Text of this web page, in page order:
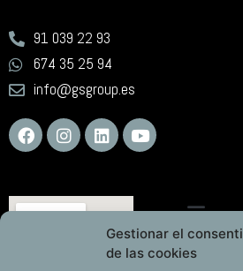
Gestionar el
de las cookies
91 039 22 93
674 35 25 94
info@gsgroup.es